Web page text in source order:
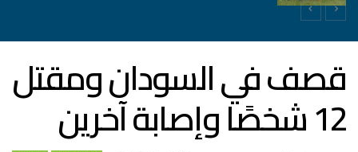
قصف في السودان ومقتل
12 شخصًا وإصابة آخرين